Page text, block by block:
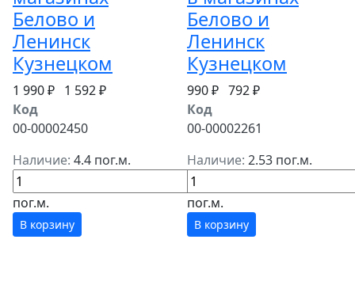
Белово и
Ленинск
Кузнецком
1 990 ₽ 1 592 ₽
Код
00-00002450
Наличие: 4.4 пог.м.
пог.м.
В корзину
Белово и
Ленинск
Кузнецком
990 ₽ 792 ₽
Код
00-00002261
Наличие: 2.53 пог.м.
пог.м.
В корзину